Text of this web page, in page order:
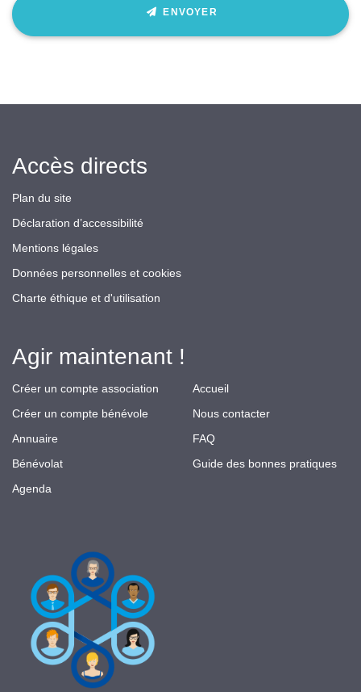
ENVOYER
Accès directs
Plan du site
Déclaration d’accessibilité
Mentions légales
Données personnelles et cookies
Charte éthique et d'utilisation
Agir maintenant !
Créer un compte association
Créer un compte bénévole
Annuaire
Bénévolat
Agenda
Accueil
Nous contacter
FAQ
Guide des bonnes pratiques